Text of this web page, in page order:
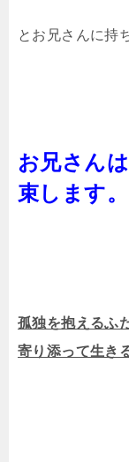
とお兄さんに持
お兄さん
束します。
孤独を抱えるふ
寄り添って生き